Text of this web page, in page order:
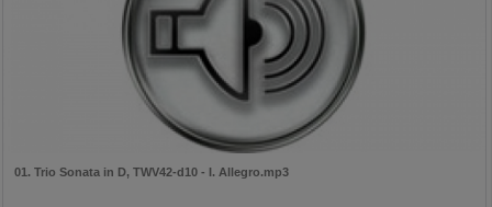
01. Trio Sonata in D, TWV42-d10 - I. Allegro.mp3